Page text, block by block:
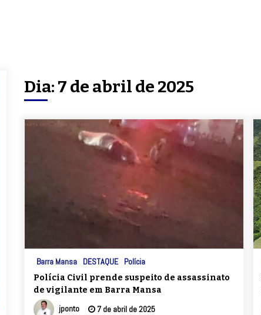
Dia: 7 de abril de 2025
Barra Mansa DESTAQUE Polícia
Polícia Civil prende suspeito de assassinato
de vigilante em Barra Mansa
jponto 7 de abril de 2025